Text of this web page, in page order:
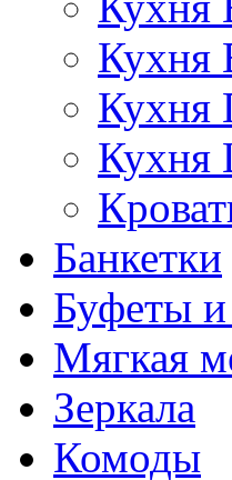
Кухня
Кухня
Кухня
Банкетки
Буфеты
Мягкая
Зеркала
Комоды